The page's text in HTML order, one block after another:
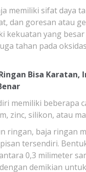
memiliki sifat daya
dan goresan atau
kekuatan yang
tahan pada
Bisa Karatan,
memiliki beberapa
zinc, silikon, atau
ringan, baja ringan
tersendiri.
0,3 milimeter
demikian